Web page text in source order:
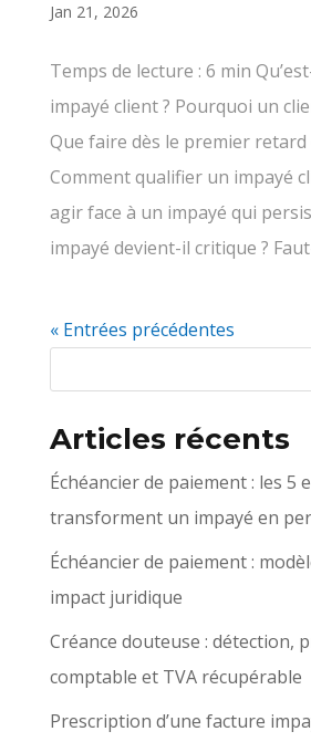
Jan 21, 2026
Temps de lecture : 6 min
impayé client ? Pourquoi un
Que faire dès le premier retard
Comment qualifier un impayé
agir face à un impayé qui
impayé devient-il critique ?
« Entrées précédentes
Articles récents
Échéancier de paiement : les 5
transforment un impayé en
Échéancier de paiement :
impact juridique
Créance douteuse : détection,
comptable et TVA récupérable
Prescription d’une facture